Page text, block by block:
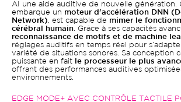
AI une aide auditive de nouvelle génération.
embarque un moteur d'accélération DNN
Network) , est capable de mimer le
cérébral humain . Grâce à ses capacités
reconnaissance de motifs et de machine
réglages auditifs en temps réel pour
variété de situations sonores. Sa conception
puissante en fait
le processeur le plus
offrant des performances auditives
environnements.
EDGE MODE+ AVEC CONTRÔLE TACTILE